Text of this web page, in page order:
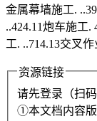
金属幕墙施工.
..424.11炮车施工.
工. ..714.13交叉
资源链接
请先登录（扫
①本文档内容版